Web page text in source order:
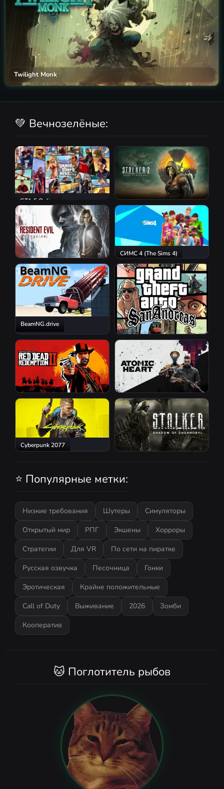
Twilight Monk
💚 Вечнозелёные:
GTA 5 Online
S.T.A.L.K.E.R. 2: Heart of
Chornobyl
Resident Evil Requiem
СИМС 4 (The Sims 4)
BeamNG.drive
GTA San Andreas
Red Dead Redemption 2 Atomic Heart
Cyberpunk 2077
⭐ Популярные метки:
Низкие требования Шутеры
Симуляторы
Открытый мир
РПГ Экшены
Хорроры
Стратегии
Для VR
По сети на пиратке
Русская озвучка
Песочница
Гонки
Эротическая
Крайне положительные
Call of Duty
Выживание 2026
Зомби
Кооператив
🐱 Поглотитель рыбов